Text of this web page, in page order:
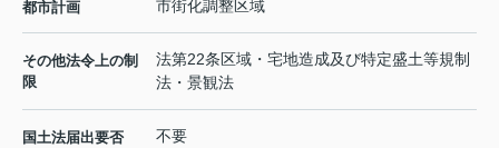
都市計画 市街化調整区域
その他法令上の制
限
法第22条区域・宅地造成及び特定盛土等規制
法・景観法
国土法届出要否 不要